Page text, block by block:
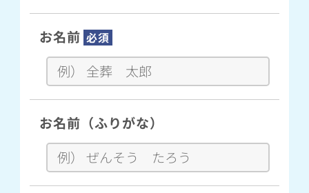
お名前 必須
お名前（ふりがな）